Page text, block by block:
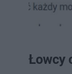
Łowcy